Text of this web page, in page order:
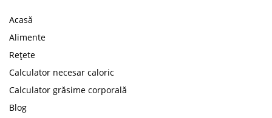
Acasă
Alimente
Rețete
Calculator necesar caloric
Calculator grăsime corporală
Blog